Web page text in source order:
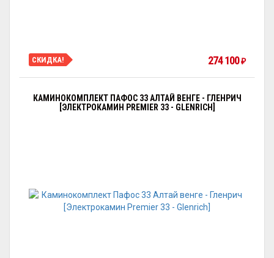
СКИДКА! 274 100₽
КАМИНОКОМПЛЕКТ ПАФОС 33 АЛТАЙ ВЕНГЕ - ГЛЕНРИЧ
[ЭЛЕКТРОКАМИН PREMIER 33 - GLENRICH]